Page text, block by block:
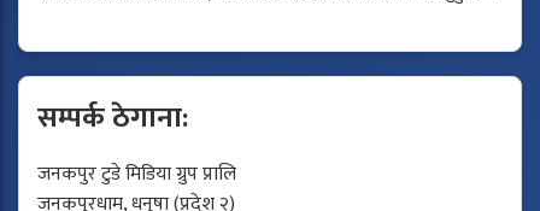
सम्पर्क ठेगाना:
जनकपुर टुडे मिडिया ग्रुप प्रालि
जनकपुरधाम, धनुषा (प्रदेश २)